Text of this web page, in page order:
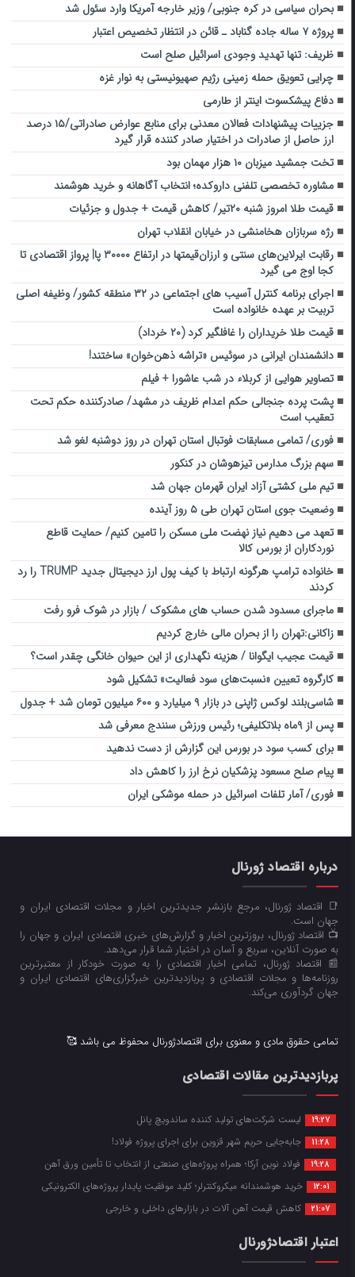
بحران سیاسی در کره جنوبی/ وزیر خارجه آمریکا وارد سئول شد
پروژه ۷ ساله جاده گناباد ـ قائن در انتظار تخصیص اعتبار
ظریف: تنها تهدید وجودی اسرائیل صلح است
چرایی تعویق حمله زمینی رژیم صهیونیستی به نوار غزه
دفاع پیشکسوت اینتر از طارمی
جزییات پیشنهادات فعالان معدنی برای منابع عوارض صادراتی/۱۵ درصد
ارز حاصل از صادرات در اختیار صادر کننده قرار گیرد
تخت جمشید میزبان ۱۰ هزار مهمان بود
مشاوره تخصصی تلفنی داروکده؛ انتخاب آگاهانه و خرید هوشمند
قیمت طلا امروز شنبه ۲۰تیر/ کاهش قیمت + جدول و جزئیات
رژه سربازان هخامنشی در خیابان انقلاب تهران
رقابت ایرلاین‌های سنتی و ارزان‌قیمتها در ارتفاع ۳۰۰۰۰ پا| پرواز اقتصادی تا
کجا اوج می گیرد
اجرای برنامه کنترل آسیب های اجتماعی در ۳۲ منطقه کشور/ وظیفه اصلی
تربیت بر عهده خانواده است
قیمت طلا خریداران را غافلگیر کرد (۲۰ خرداد)
دانشمندان ایرانی در سوئیس «تراشه ذهن‌خوان» ساختند!
تصاویر هوایی از کربلاء در شب عاشورا + فیلم
پشت پرده جنجالی حکم اعدام ظریف در مشهد/ صادرکننده حکم تحت
تعقیب است
فوری/ تمامی مسابقات فوتبال استان تهران در روز دوشنبه لغو شد
سهم بزرگ مدارس تیزهوشان در کنکور
تیم ملی کشتی آزاد ایران قهرمان جهان شد
وضعیت جوی استان تهران طی ۵ روز آینده
تعهد می دهیم نیاز نهضت ملی مسکن را تامین کنیم/ حمایت قاطع
نوردکاران از بورس کالا
خانواده ترامپ هرگونه ارتباط با کیف پول ارز دیجیتال جدید TRUMP را رد
کردند
ماجرای مسدود شدن حساب های مشکوک / بازار در شوک فرو رفت
زاکانی:تهران را از بحران مالی خارج کردیم
قیمت عجیب ایگوانا / هزینه نگهداری از این حیوان خانگی چقدر است؟
کارگروه تعیین «نسبت‌های سود فعالیت» تشکیل شود
شاسی‌بلند لوکس ژاپنی در بازار ۹ میلیارد و ۶۰۰ میلیون تومان شد + جدول
پس از ۹ماه بلاتکلیفی؛ رئیس ورزش سنندج معرفی شد
برای کسب سود در بورس این‌ گزارش از دست ندهید
پیام صلح مسعود پزشکیان نرخ ارز را کاهش داد
فوری/ آمار تلفات اسرائیل در حمله موشکی ایران
درباره اقتصاد ژورنال
📑 اقتصاد ژورنال، مرجع بازنشر جدیدترین اخبار و مجلات اقتصادی ایران و
جهان است.
📺 اقتصاد ژورنال، بروزترین اخبار و گزارش‌های خبری اقتصادی ایران و جهان را
به صورت آنلاین، سریع و آسان در اختیار شما قرار می‌‌دهد.
📰 اقتصاد ژورنال، تمامی اخبار اقتصادی را به صورت خودکار از معتبرترین
روزنامه‌ها و مجلات اقتصادی و پربازدیدترین خبرگزاری‌های اقتصادی ایران و
جهان گردآوری می‌کند.
تمامی حقوق مادی و معنوی برای اقتصادژورنال محفوظ می باشد 🥰
پربازدیدترین مقالات اقتصادی
19:27 لیست شرکت‌های تولید کننده ساندویچ پانل
11:28 جابه‌جایی حریم شهر قزوین برای اجرای پروژه فولاد!
19:28 فولاد نوین آرکا؛ همراه پروژه‌های صنعتی از انتخاب تا تأمین ورق آهن
12:01 خرید هوشمندانه میکروکنترلر؛ کلید موفقیت پایدار پروژه‌های الکترونیکی
21:07 کاهش قیمت آهن آلات در بازارهای داخلی و خارجی
اعتبار اقتصادژورنال